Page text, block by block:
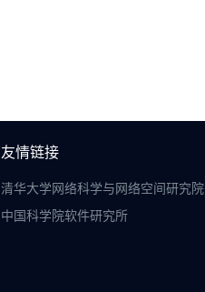
友情链接
清华大学网络科学与网络空间研究院
中国科学院软件研究所